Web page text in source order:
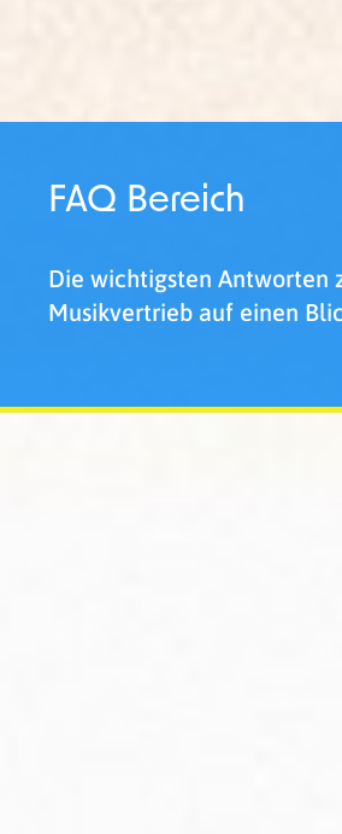
FAQ Bereich
Die wichtigsten Antworten
Musikvertrieb auf einen